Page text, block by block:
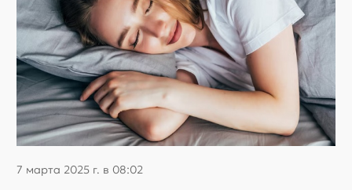
7 марта 2025 г. в 08:02